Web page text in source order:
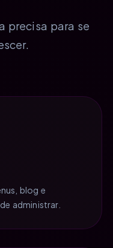
precisa para se
blog e
administrar.